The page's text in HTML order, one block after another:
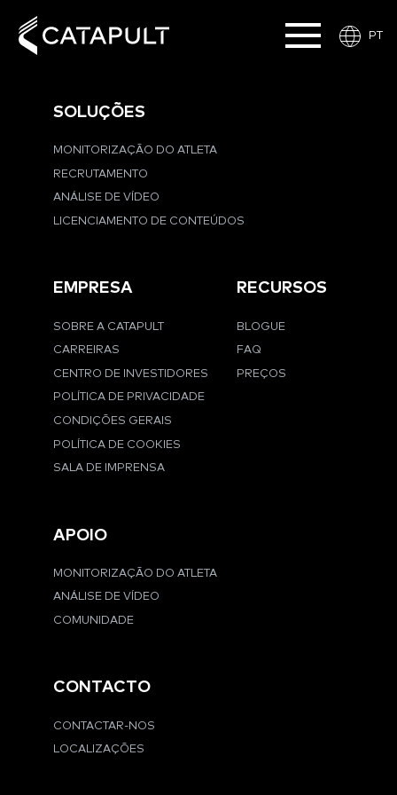
PT
SOLUÇÕES
MONITORIZAÇÃO DO ATLETA
RECRUTAMENTO
ANÁLISE DE VÍDEO
LICENCIAMENTO DE CONTEÚDOS
EMPRESA
SOBRE A CATAPULT
CARREIRAS
CENTRO DE INVESTIDORES
POLÍTICA DE PRIVACIDADE
CONDIÇÕES GERAIS
POLÍTICA DE COOKIES
SALA DE IMPRENSA
RECURSOS
BLOGUE
FAQ
PREÇOS
APOIO
MONITORIZAÇÃO DO ATLETA
ANÁLISE DE VÍDEO
COMUNIDADE
CONTACTO
CONTACTAR-NOS
LOCALIZAÇÕES